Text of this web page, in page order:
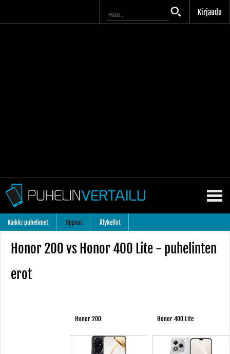
Kirjaudu
Kaikki puhelimet Oppaat Älykellot
Honor 200 vs Honor 400 Lite - puhelinten
erot
Honor 200 Honor 400 Lite